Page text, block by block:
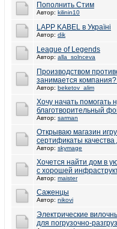
Пополнить Стим
Автор: kilinin10
LAPP KABEL в Україні
Автор: dik
League of Legends
Автор: alla_solnceva
Производством
занимается компания?
Автор: beketov_alim
Хочу начать
благотворительный
Автор: sarman
Открываю магазин
сертификаты
Автор: skymage
Хочется найти дом в
с хорошей
Автор: maister
Саженцы
Автор: nikovi
Электрические
для погрузочно-